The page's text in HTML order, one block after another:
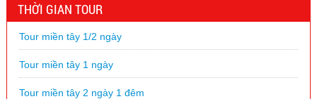
THỜI GIAN TOUR
Tour miền tây 1/2 ngày
Tour miền tây 1 ngày
Tour miền tây 2 ngày 1 đêm